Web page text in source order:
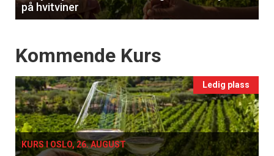
på hvitviner
Events
Kommende Kurs
Ledig plass
KURS I OSLO, 26. AUGUST